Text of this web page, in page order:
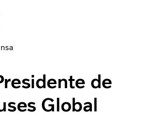
con nosotros
E INTERURBANOSde
Global